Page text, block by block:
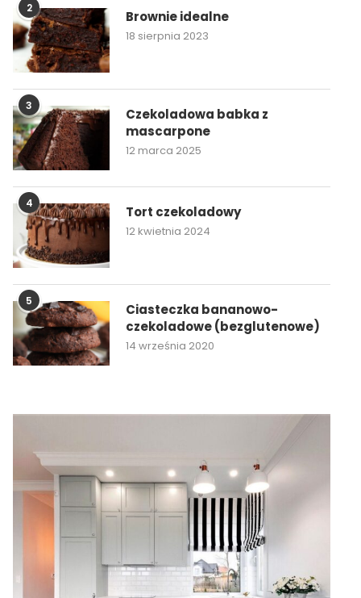
2 Brownie idealne
18 sierpnia 2023
3
Czekoladowa babka z
mascarpone
12 marca 2025
4 Tort czekoladowy
12 kwietnia 2024
5
Ciasteczka bananowo-
czekoladowe (bezglutenowe)
14 września 2020